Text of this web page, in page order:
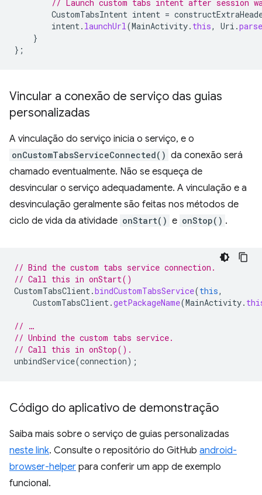
// Launch custom tabs intent after session
CustomTabsIntent intent =
intent. launchUrl(MainActivity. this, Uri .parse
}
};
Vincular a conexão de serviço das guias
personalizadas
A vinculação do serviço inicia o serviço, e o
onCustomTabsServiceConnected() da conexão será
chamado eventualmente. Não se esqueça de
desvincular o serviço adequadamente. A vinculação e a
desvinculação geralmente são feitas nos métodos de
ciclo de vida da atividade onStart() e onStop() .
// Bind the custom tabs service connection.
// Call this in onStart()
CustomTabsClient.bindCustomTabsService(this,
CustomTabsClient.getPackageName(MainActivity.
// …
// Unbind the custom tabs service.
// Call this in onStop().
unbindService(connection);
Código do aplicativo de demonstração
Saiba mais sobre o serviço de guias personalizadas
neste link. Consulte o repositório do GitHub android-
browser-helper para conferir um app de exemplo
funcional.